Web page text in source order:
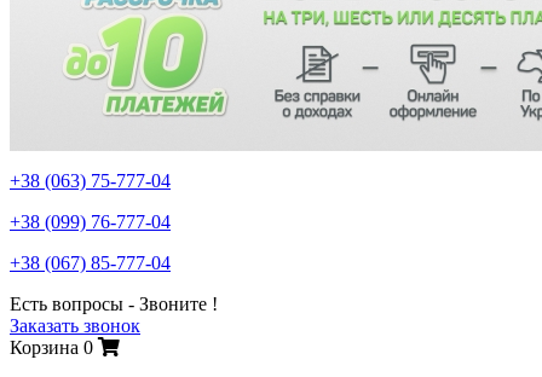
+38 (063) 75-777-04
+38 (099) 76-777-04
+38 (067) 85-777-04
Есть вопросы - Звоните !
Заказать звонок
Корзина 0